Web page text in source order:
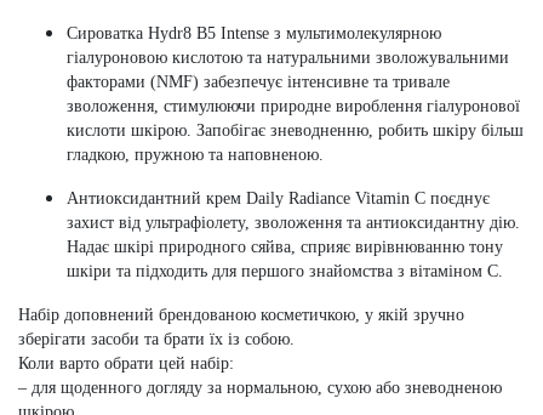
Сироватка Hydr8 B5 Intense з мультимолекулярною
гіалуроновою кислотою та натуральними зволожувальними
факторами (NMF) забезпечує інтенсивне та тривале
зволоження, стимулюючи природне вироблення гіалуронової
кислоти шкірою. Запобігає зневодненню, робить шкіру більш
гладкою, пружною та наповненою.
Антиоксидантний крем Daily Radiance Vitamin C поєднує
захист від ультрафіолету, зволоження та антиоксидантну дію.
Надає шкірі природного сяйва, сприяє вирівнюванню тону
шкіри та підходить для першого знайомства з вітаміном С.
Набір доповнений брендованою косметичкою, у якій зручно
зберігати засоби та брати їх із собою.
Коли варто обрати цей набір:
– для щоденного догляду за нормальною, сухою або зневодненою